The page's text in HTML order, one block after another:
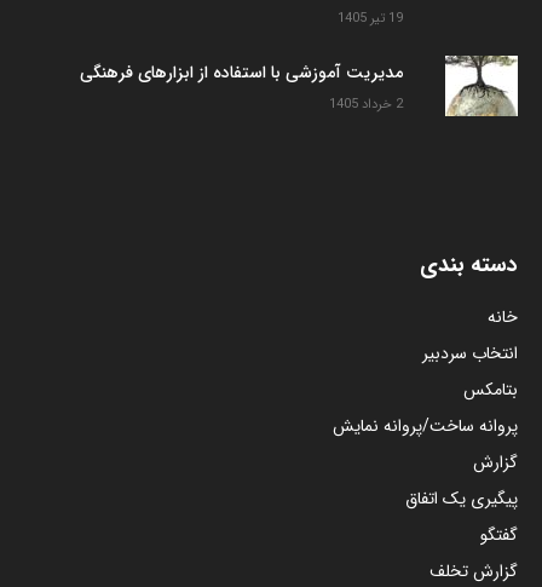
19 تیر 1405
مدیریت آموزشی با استفاده از ابزارهای فرهنگی
2 خرداد 1405
دسته بندی
خانه
انتخاب سردبیر
بتامکس
پروانه ساخت/پروانه نمایش
گزارش
پیگیری یک اتفاق
گفتگو
گزارش تخلف